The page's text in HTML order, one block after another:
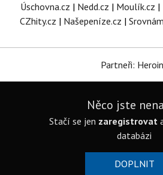
Úschovna.cz | Nedd.cz | Moulík.cz |
CZhity.cz | Našepeníze.cz |
Partneři:
Něco jste
Stačí se jen zaregistrovat
databázi
DOPLNIT